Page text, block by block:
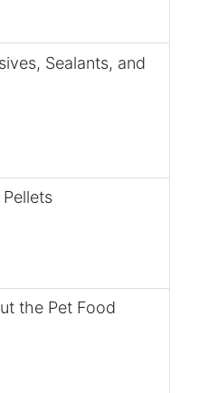
Sealants, and
the Pet Food